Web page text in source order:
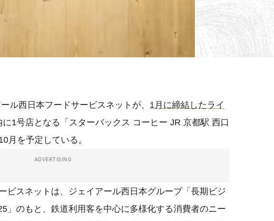
ル西日本フードサービスネットが、 1月に締結したライ
1号店となる「スターバックス コーヒー JR 京都駅 西口
月を予定している。
ADVERTISING
ビスネットは、ジェイアール西日本グループ「長期ビジ
」のもと、鉄道利用客を中心に多様化する消費者のニー